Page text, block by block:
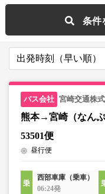
条件
宮崎交通株
熊本→宮崎（なんぷ
53501便
昼行便
西部車庫（乗車）
06:24発